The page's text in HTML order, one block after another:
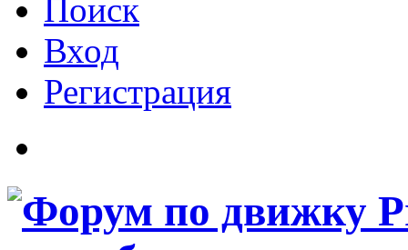
Поиск
Вход
Регистрация